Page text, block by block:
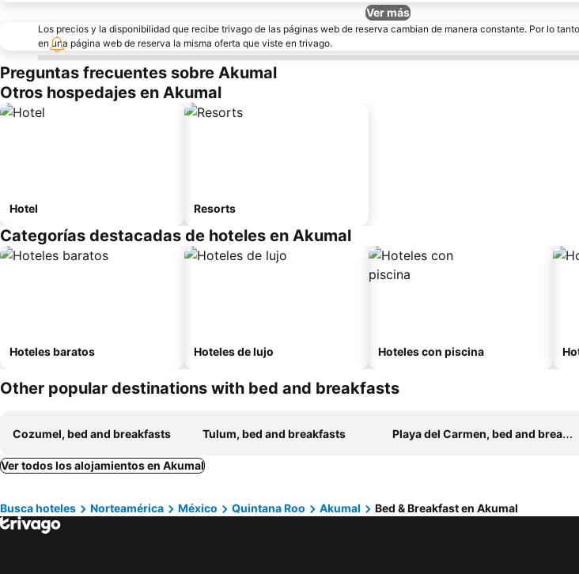
Ver más
Los precios y la disponibilidad que recibe trivago de las páginas web de reserva cambian de manera constante. Por lo
en una página web de reserva la misma oferta que viste en trivago.
Preguntas frecuentes sobre Akumal
Otros hospedajes en Akumal
Hotel Resorts
Categorías destacadas de hoteles en Akumal
Hoteles baratos Hoteles de lujo Hoteles con piscina
Other popular destinations with bed and breakfasts
Cozumel, bed and breakfasts Tulum, bed and breakfasts Playa del Carmen, bed and breakfasts
Ver todos los alojamientos en Akumal
Busca hoteles Norteamérica México Quintana Roo Akumal Bed & Breakfast en Akumal